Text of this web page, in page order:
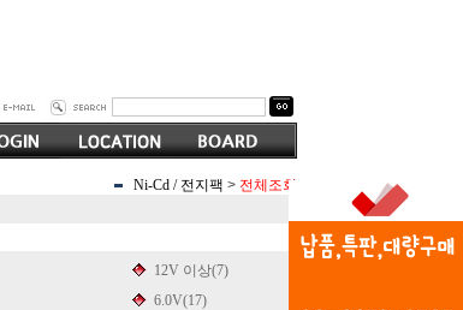
Ni-Cd / 전지팩 > 전체조회
12V 이상(7)
6.0V(17)